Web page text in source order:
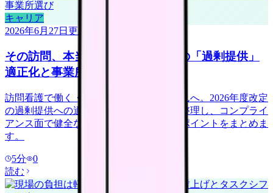
キャリア
2026年6月27日 更新
その訪問、本当に必要？訪問看護の「過剰提供」
適正化と事業所選び
訪問看護で働く・転職を考える看護師さんへ。2026年度改定
の過剰提供への適正化や不正請求報道を整理し、コンプライ
アンス面で健全な事業所を見極める確認ポイントをまとめま
す。
5分
0
読む